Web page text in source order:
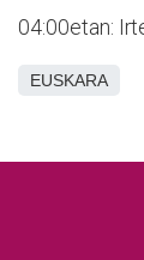
04:00etan:
EUSKARA